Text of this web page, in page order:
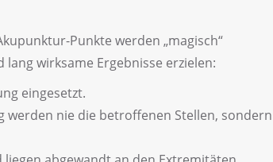
Punkte werden „magisch“
wirksame Ergebnisse erzielen:
eingesetzt.
nie die betroffenen Stellen, sondern